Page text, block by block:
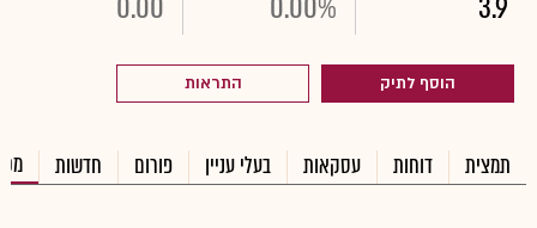
הוסף לתיק התראות
תמצית דוחות עסקאות בעלי עניין פורום חדשות